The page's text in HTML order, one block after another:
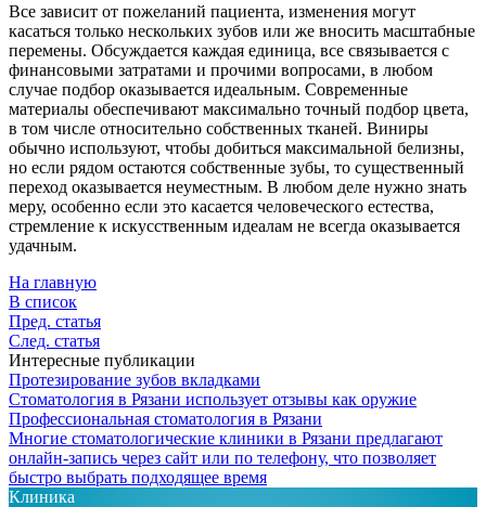
Все зависит от пожеланий пациента, изменения могут
касаться только нескольких зубов или же вносить масштабные
перемены. Обсуждается каждая единица, все связывается с
финансовыми затратами и прочими вопросами, в любом
случае подбор оказывается идеальным. Современные
материалы обеспечивают максимально точный подбор цвета,
в том числе относительно собственных тканей. Виниры
обычно используют, чтобы добиться максимальной белизны,
но если рядом остаются собственные зубы, то существенный
переход оказывается неуместным. В любом деле нужно знать
меру, особенно если это касается человеческого естества,
стремление к искусственным идеалам не всегда оказывается
удачным.
На главную
В список
Пред. статья
След. статья
Интересные публикации
Протезирование зубов вкладками
Стоматология в Рязани использует отзывы как оружие
Профессиональная стоматология в Рязани
Многие стоматологические клиники в Рязани предлагают
онлайн-запись через сайт или по телефону, что позволяет
быстро выбрать подходящее время
Клиника